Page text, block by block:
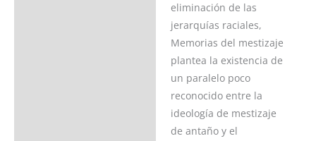
eliminación de las
jerarquías raciales,
Memorias del mestizaje
plantea la existencia de
un paralelo poco
reconocido entre la
ideología de mestizaje
de antaño y el